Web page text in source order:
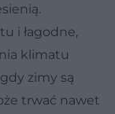
i łagodne,
klimatu
zimy są
trwać nawet